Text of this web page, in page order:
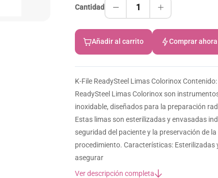
Cantidad 1
Añadir al carrito Comprar ahora
K-File ReadySteel Limas Colorinox
ReadySteel Limas Colorinox son
inoxidable, diseñados para la preparación
Estas limas son esterilizadas y envasadas
seguridad del paciente y la preservación de
procedimiento. Características:
asegurar
Ver descripción completa